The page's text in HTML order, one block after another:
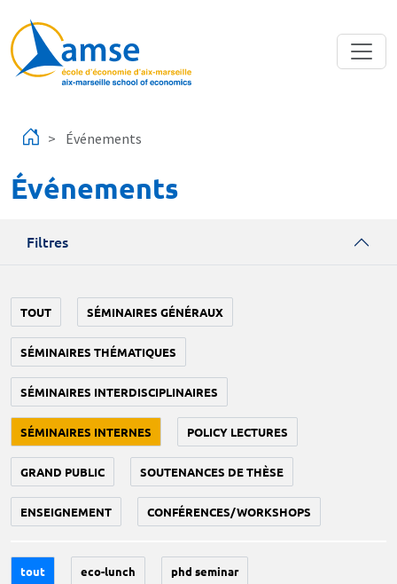
Événements
Événements
Filtres
TOUT SÉMINAIRES GÉNÉRAUX
SÉMINAIRES THÉMATIQUES
SÉMINAIRES INTERDISCIPLINAIRES
SÉMINAIRES INTERNES POLICY LECTURES
GRAND PUBLIC SOUTENANCES DE THÈSE
ENSEIGNEMENT CONFÉRENCES/WORKSHOPS
tout eco-lunch phd seminar